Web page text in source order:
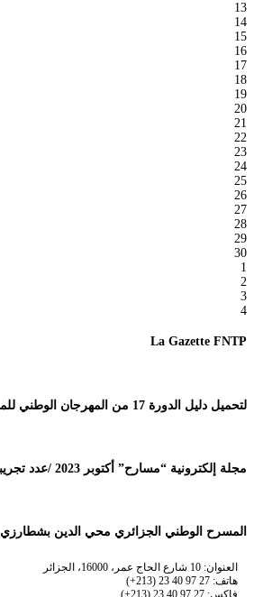
13
14
15
16
17
18
19
20
21
22
23
24
25
26
27
28
29
30
1
2
3
4
La Gazette FNTP
لتحميل دليل الدورة 17 من المهرجان الوطني للمسرح المحترف
مجلة إلكترونية “مسارح” أكتوبر 2023 /عدد تجريبي
المسرح الوطني الجزائري محي الدين بشطارزي
العنوان: 10 شارع الحاج عمر، 16000، الجزائر
هاتف: 27 97 40 23 (213+)
فاكس: 27 97 40 23 (213+)